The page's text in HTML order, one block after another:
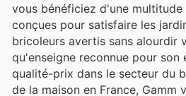
vous bénéficiez d'une
conçues pour satisfaire les
bricoleurs avertis sans alourdir
qu'enseigne reconnue pour
qualité-prix dans le secteur du
de la maison en France, Gamm